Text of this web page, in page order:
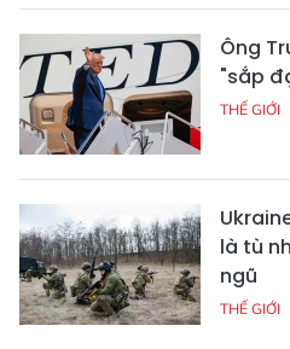
Ông
"sắp
THẾ GIỚI
là tù
ngũ
THẾ GIỚI